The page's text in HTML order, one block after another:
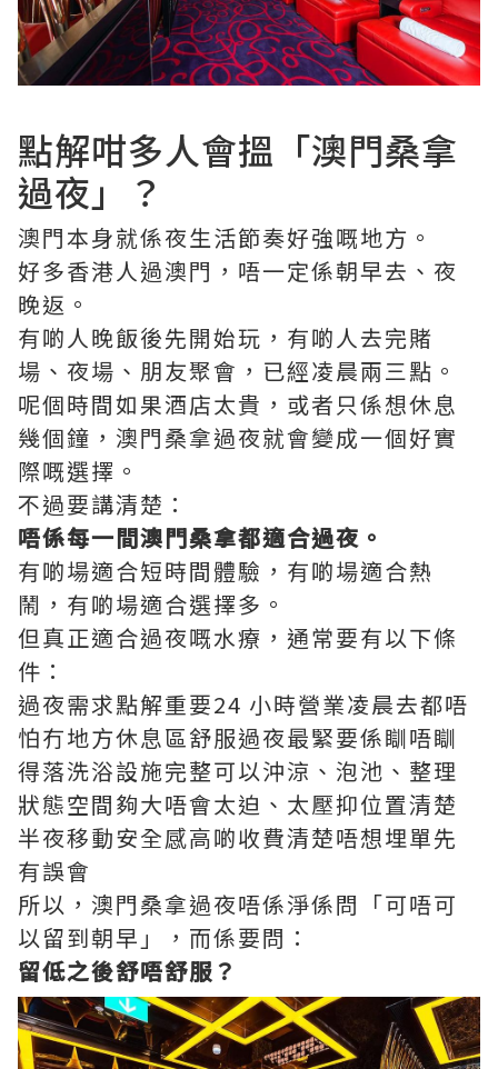
點解咁多人會搵「澳門桑拿
過夜」？
澳門本身就係夜生活節奏好強嘅地方。
好多香港人過澳門，唔一定係朝早去、夜
晚返。
有啲人晚飯後先開始玩，有啲人去完賭
場、夜場、朋友聚會，已經凌晨兩三點。
呢個時間如果酒店太貴，或者只係想休息
幾個鐘，澳門桑拿過夜就會變成一個好實
際嘅選擇。
不過要講清楚：
唔係每一間澳門桑拿都適合過夜。
有啲場適合短時間體驗，有啲場適合熱
鬧，有啲場適合選擇多。
但真正適合過夜嘅水療，通常要有以下條
件：
過夜需求點解重要24 小時營業凌晨去都唔
怕冇地方休息區舒服過夜最緊要係瞓唔瞓
得落洗浴設施完整可以沖涼、泡池、整理
狀態空間夠大唔會太迫、太壓抑位置清楚
半夜移動安全感高啲收費清楚唔想埋單先
有誤會
所以，澳門桑拿過夜唔係淨係問「可唔可
以留到朝早」，而係要問：
留低之後舒唔舒服？